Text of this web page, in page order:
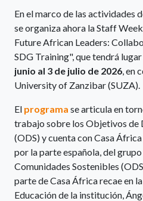
En el marco de las actividades
se organiza ahora la Staff
Future African Leaders:
SDG Training", que tendrá
junio al 3 de julio de 2026 , en
University of Zanzibar (SUZA).
El programa se articula en
trabajo sobre los Objetivos de
(ODS) y cuenta con Casa
por la parte española, del
Comunidades Sostenibles
parte de Casa África recae en
Educación de la institución,